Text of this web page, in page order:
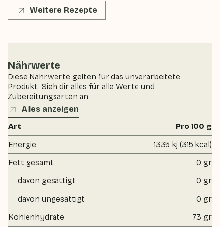
Weitere Rezepte
Nährwerte
Diese Nährwerte gelten für das unverarbeitete
Produkt. Sieh dir alles für alle Werte und
Zubereitungsarten an.
Alles anzeigen
Art
Pro 100 g
Energie
1335 kj (315 kcal)
Fett gesamt
0 gr
davon gesättigt
0 gr
davon ungesättigt
0 gr
Kohlenhydrate
73 gr